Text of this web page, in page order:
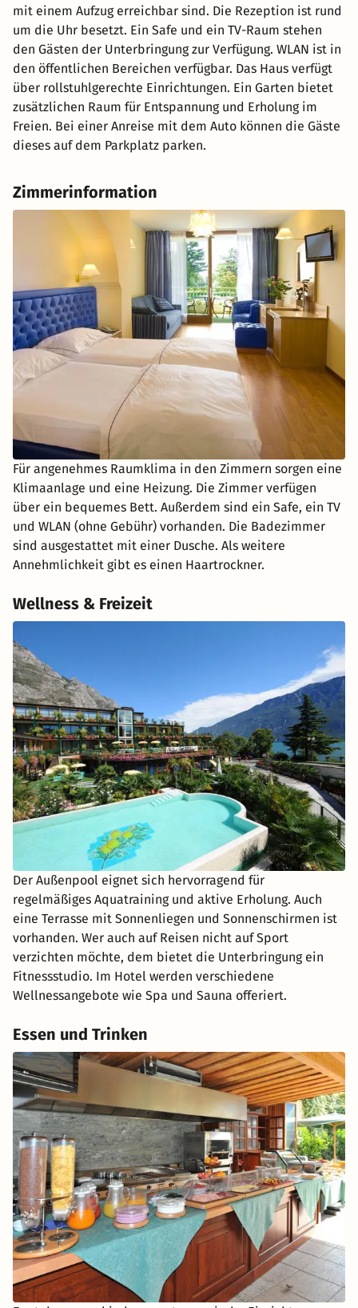
mit einem Aufzug erreichbar sind. Die Rezeption ist rund
um die Uhr besetzt. Ein Safe und ein TV-Raum stehen
den Gästen der Unterbringung zur Verfügung. WLAN ist in
den öffentlichen Bereichen verfügbar. Das Haus verfügt
über rollstuhlgerechte Einrichtungen. Ein Garten bietet
zusätzlichen Raum für Entspannung und Erholung im
Freien. Bei einer Anreise mit dem Auto können die Gäste
dieses auf dem Parkplatz parken.
Zimmerinformation
Für angenehmes Raumklima in den Zimmern sorgen eine
Klimaanlage und eine Heizung. Die Zimmer verfügen
über ein bequemes Bett. Außerdem sind ein Safe, ein TV
und WLAN (ohne Gebühr) vorhanden. Die Badezimmer
sind ausgestattet mit einer Dusche. Als weitere
Annehmlichkeit gibt es einen Haartrockner.
Wellness & Freizeit
Der Außenpool eignet sich hervorragend für
regelmäßiges Aquatraining und aktive Erholung. Auch
eine Terrasse mit Sonnenliegen und Sonnenschirmen ist
vorhanden. Wer auch auf Reisen nicht auf Sport
verzichten möchte, dem bietet die Unterbringung ein
Fitnessstudio. Im Hotel werden verschiedene
Wellnessangebote wie Spa und Sauna offeriert.
Essen und Trinken